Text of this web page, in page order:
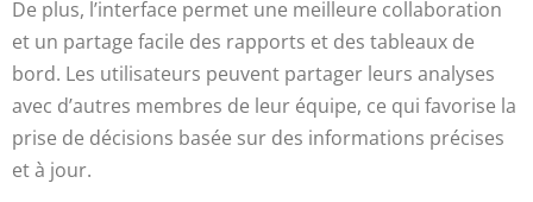
De plus, l’interface permet une meilleure collaboration
et un partage facile des rapports et des tableaux de
bord. Les utilisateurs peuvent partager leurs analyses
avec d’autres membres de leur équipe, ce qui favorise la
prise de décisions basée sur des informations précises
et à jour.